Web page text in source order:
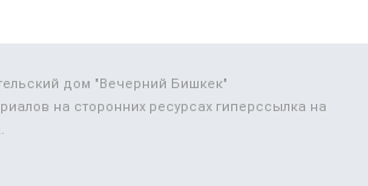
дом "Вечерний Бишкек"
на сторонних ресурсах гиперссылка на